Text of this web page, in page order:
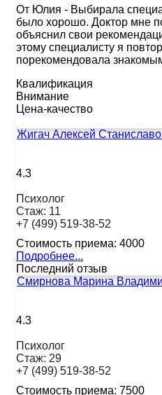
От Юлия - Выбирала
было хорошо. Доктор мне
объяснил свои
этому специалисту я
порекомендовала
Квалификация
Внимание
Цена-качество
Жигач Алексей
4.3
Психолог
Стаж: 11
+7 (499) 519-38-52
Стоимость приема: 4000
Подробнее...
Последний отзыв
Смирнова Марина
4.3
Психолог
Стаж: 29
+7 (499) 519-38-52
Стоимость приема: 7500